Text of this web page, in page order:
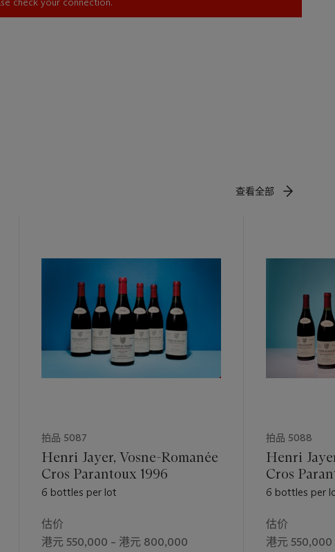
查看全部
拍品 5087
Henri Jayer, Vosne-Romanée
Cros Parantoux 1996
6 bottles per lot
估价
港元 550,000 – 港元 800,000
拍品 5088
Henri
6 bottles per
估价
港元